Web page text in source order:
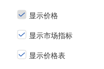
显示价格
显示市场指标
显示价格表